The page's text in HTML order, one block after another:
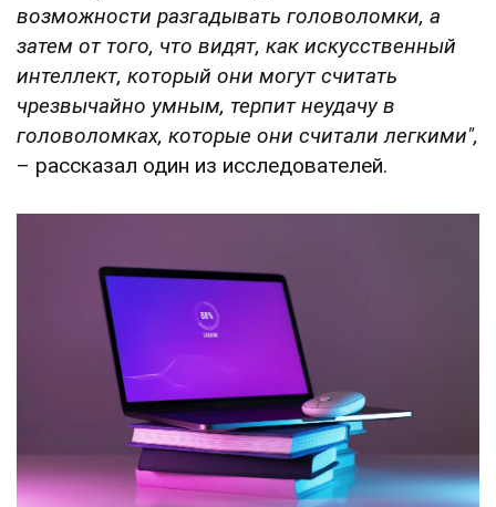
возможности разгадывать головоломки, а
затем от того, что видят, как искусственный
интеллект, который они могут считать
чрезвычайно умным, терпит неудачу в
головоломках, которые они считали легкими",
– рассказал один из исследователей.